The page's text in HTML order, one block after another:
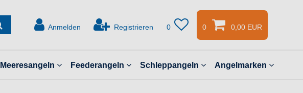
Anmelden Registrieren 0 0 0,00 EUR
Meeresangeln Feederangeln Schleppangeln Angelmarken